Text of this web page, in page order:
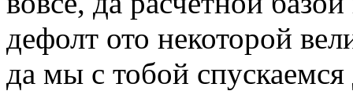
дефолт ото некоторой
да мы с тобой